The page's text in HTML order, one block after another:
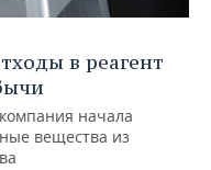
в реагент
начала
вещества из